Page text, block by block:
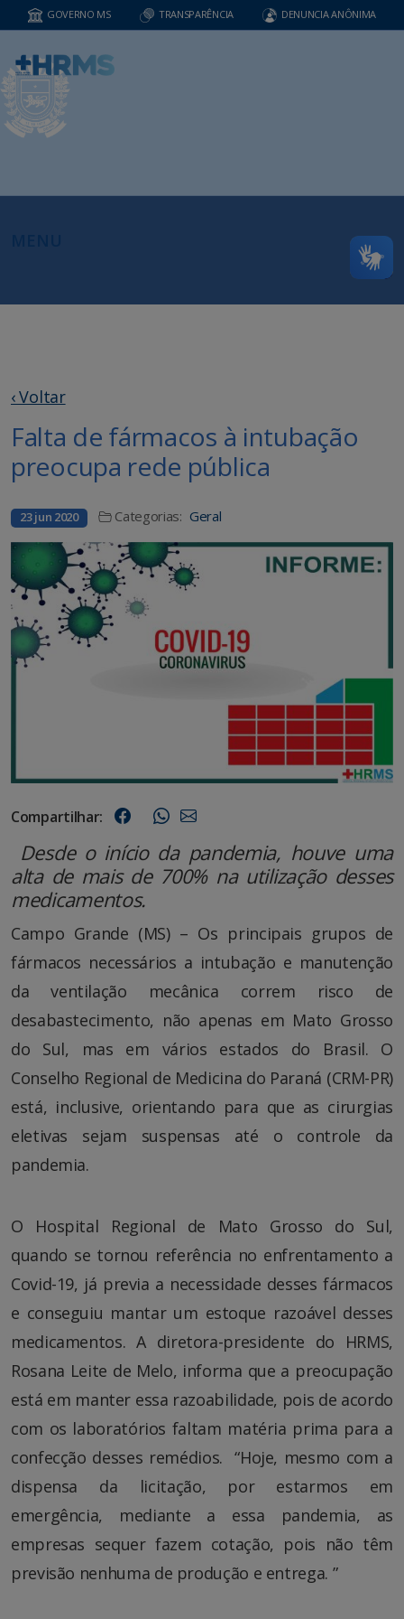
GOVERNO MS TRANSPARÊNCIA DENUNCIA ANÔNIMA
‹ Voltar
Falta de fármacos à intubação
preocupa rede pública
23 jun 2020 Categorias: Geral
Compartilhar:
Desde o início da pandemia, houve uma
alta de mais de 700% na utilização desses
medicamentos.
Campo Grande (MS) – Os principais grupos de
fármacos necessários a intubação e manutenção
da ventilação mecânica correm risco de
desabastecimento, não apenas em Mato Grosso
do Sul, mas em vários estados do Brasil. O
Conselho Regional de Medicina do Paraná (CRM-PR)
está, inclusive, orientando para que as cirurgias
eletivas sejam suspensas até o controle da
pandemia.
O Hospital Regional de Mato Grosso do Sul,
quando se tornou referência no enfrentamento a
Covid-19, já previa a necessidade desses fármacos
e conseguiu mantar um estoque razoável desses
medicamentos. A diretora-presidente do HRMS,
Rosana Leite de Melo, informa que a preocupação
está em manter essa razoabilidade, pois de acordo
com os laboratórios faltam matéria prima para a
confecção desses remédios. “Hoje, mesmo com a
dispensa da licitação, por estarmos em
emergência, mediante a essa pandemia, as
empresas sequer fazem cotação, pois não têm
previsão nenhuma de produção e entrega. ”